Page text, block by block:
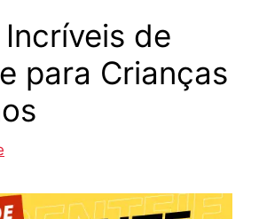
de
para Crianças